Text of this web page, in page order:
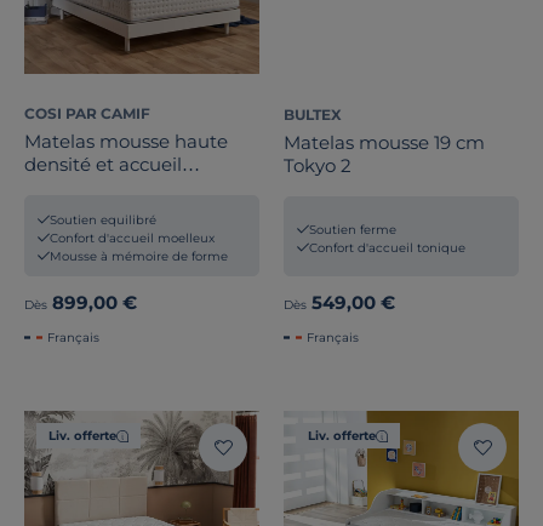
COSI PAR CAMIF
Matelas mousse haute
densité et accueil
épaisseur 25cm Edouard
Soutien equilibré
Confort d'accueil moelleux
Mousse à mémoire de forme
Dès 899,00 €
Français
BULTEX
Matelas mousse 19 cm
Tokyo 2
Soutien ferme
Confort d'accueil tonique
Dès 549,00 €
Français
Liv. offerte Liv. offerte